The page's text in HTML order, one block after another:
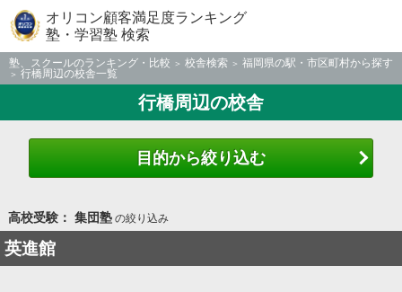
オリコン顧客満足度ランキング
塾・学習塾 検索
塾、スクールのランキング・比較 校舎検索
福岡県の駅・市区町村から探す
行橋周辺の校舎一覧
行橋周辺の校舎
目的から絞り込む
高校受験： 集団塾の絞り込み
英進館